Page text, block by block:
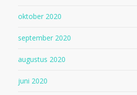
oktober 2020
september 2020
augustus 2020
juni 2020